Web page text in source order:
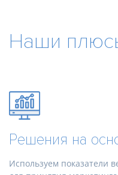
Наши
Решения на
Используем показатели